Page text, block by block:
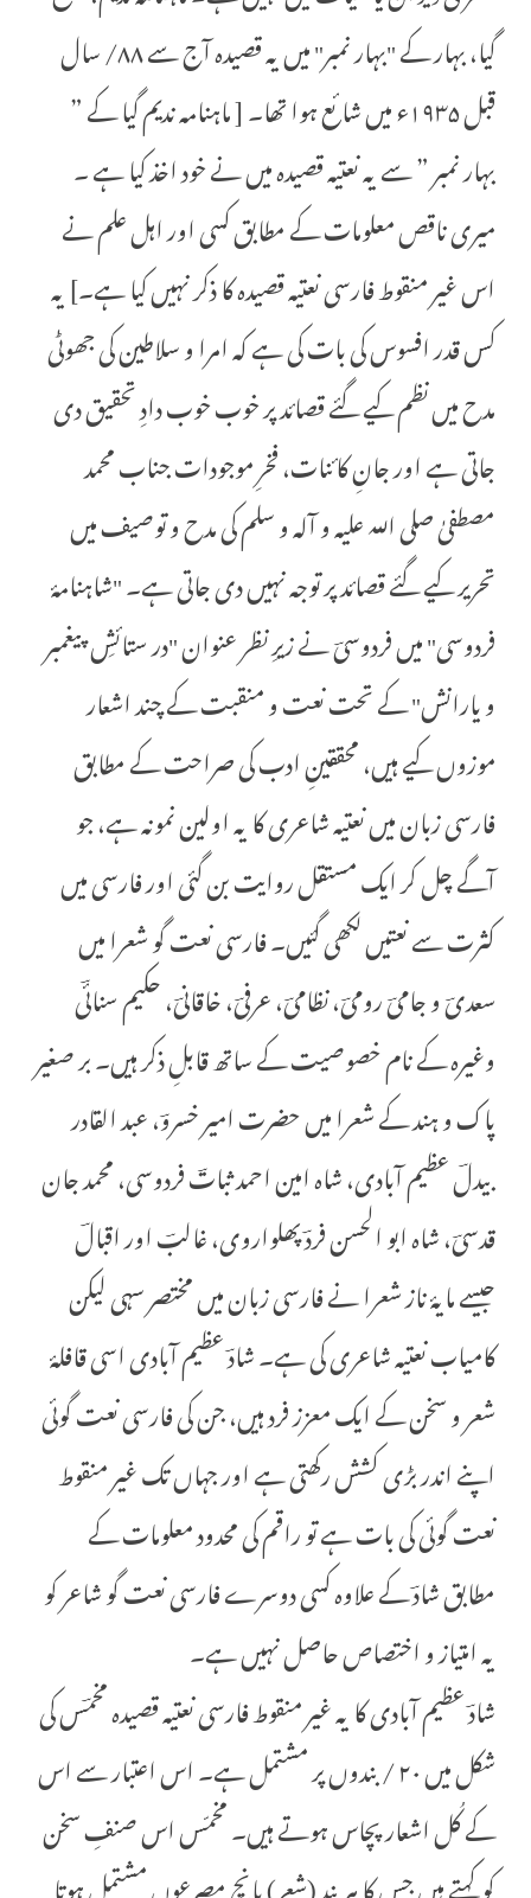
گیا، بہار کے "بہار نمبر" میں یہ قصیدہ آج سے ۸۸/ سال
قبل ۱۹۳۵ء میں شائع ہوا تھا۔ [ ماہنامہ ندیم گیا کے ”
بہار نمبر ” سے یہ نعتیہ قصیدہ میں نے خود اخذ کیا ہے ۔
میری ناقص معلومات کے مطابق کسی اور اہل علم نے
اس غیر منقوط فارسی نعتیہ قصیدہ کا ذکر نہیں کیا ہے۔] یہ
کس قدر افسوس کی بات کی ہے کہ امرا و سلاطین کی جھوٹی
مدح میں نظم کیے گئے قصائد پر خوب خوب دادِ تحقیق دی
جاتی ہے اور جانِ کائنات، فخرِ موجودات جناب محمد
مصطفیٰ صلی اللہ علیہ و آلہ و سلم کی مدح و توصیف میں
تحریر کیے گئے قصائد پر توجہ نہیں دی جاتی ہے۔ "شاہنامۂ
فردوسی" میں فردوسیؔ نے زیرِ نظر عنوان "در ستائشِ پیغمبر
و یارانش" کے تحت نعت و منقبت کے چند اشعار
موزوں کیے ہیں، محققینِ ادب کی صراحت کے مطابق
فارسی زبان میں نعتیہ شاعری کا یہ اولین نمونہ ہے، جو
آگے چل کر ایک مستقل روایت بن گئی اور فارسی میں
کثرت سے نعتیں لکھی گئیں۔ فارسی نعت گو شعرا میں
سعدیؔ و جامیؔ رومیؔ، نظامیؔ، عرفیؔ، خاقانیؔ، حکیم سنائؔی
وغیرہ کے نام خصوصیت کے ساتھ قابلِ ذکر ہیں۔ بر صغیر
پاک و ہند کے شعرا میں حضرت امیر خسروؔ، عبد القادر
بیدلؔ عظیم آبادی، شاہ امین احمد ثباتؔ فردوسی، محمد جان
قدسیؔ، شاہ ابو الحسن فردؔ پھلواروی، غالبؔ اور اقبالؔ
جیسے مایۂ ناز شعرا نے فارسی زبان میں مختصر سہی لیکن
کامیاب نعتیہ شاعری کی ہے۔ شادؔ عظیم آبادی اسی قافلۂ
شعر و سخن کے ایک معزز فرد ہیں، جن کی فارسی نعت گوئی
اپنے اندر بڑی کشش رکھتی ہے اور جہاں تک غیر منقوط
نعت گوئی کی بات ہے تو راقم کی محدود معلومات کے
مطابق شادؔ کے علاوہ کسی دوسرے فارسی نعت گو شاعر کو
یہ امتیاز و اختصاص حاصل نہیں ہے۔
شادؔ عظیم آبادی کا یہ غیر منقوط فارسی نعتیہ قصیدہ مخمؔس کی
شکل میں ۲۰ / بندوں پر مشتمل ہے۔ اس اعتبار سے اس
کے کُل اشعار پچاس ہوتے ہیں۔ مخمّس اس صنفِ سخن
کو کہتے ہیں جس کا ہر بند (شعر) پانچ مصرعوں مشتمل ہوتا